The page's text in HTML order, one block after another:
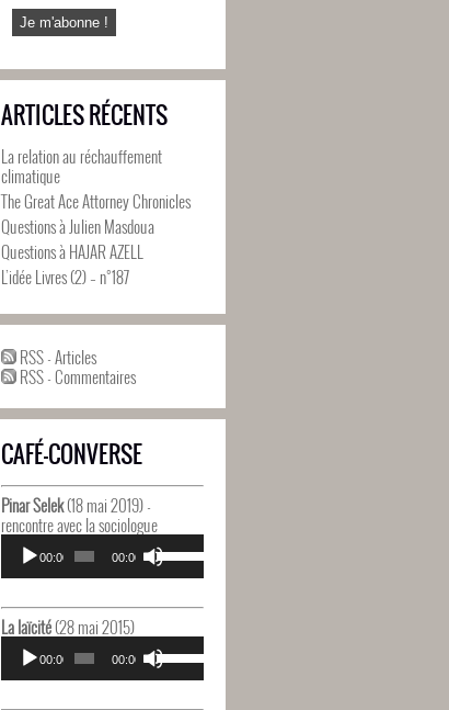
ARTICLES RÉCENTS
La relation au réchauffement
climatique
The Great Ace Attorney Chronicles
Questions à Julien Masdoua
Questions à HAJAR AZELL
L’idée Livres (2) – n°187
RSS - Articles
RSS - Commentaires
CAFÉ-CONVERSE
Pinar Selek(18 mai 2019) -
rencontre avec la sociologue
Lecteur
audio
00:00 00:00
Utilisez
les
flèches
augmenter
ou
diminuer
La laïcité(28 mai 2015)
Lecteur
audio
00:00 00:00
Utilisez
les
flèches